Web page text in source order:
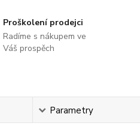
Proškolení prodejci
Radíme s nákupem ve
Váš prospěch
Parametry